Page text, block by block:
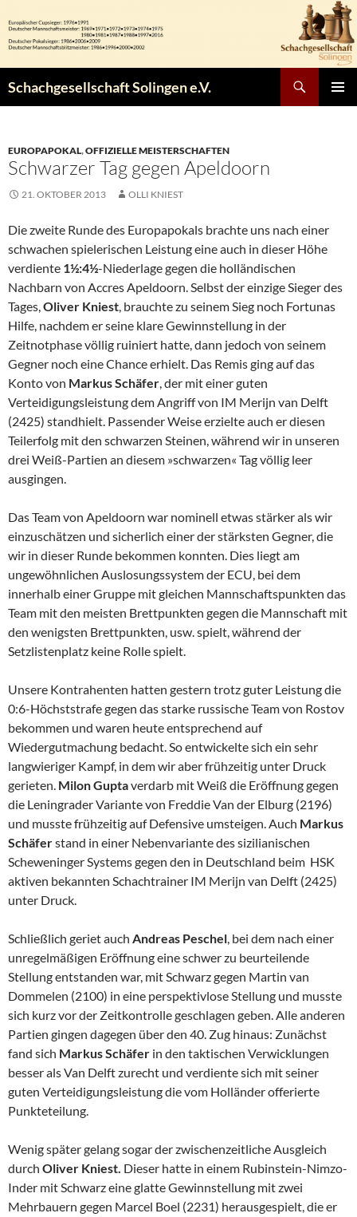
Inhalt
springen
Schachgesellschaft Solingen e.V.
EUROPAPOKAL,OFFIZIELLE MEISTERSCHAFTEN
Schwarzer Tag gegen Apeldoorn
21. OKTOBER 2013 OLLI KNIEST
Die zweite Runde des Europapokals brachte uns nach einer
schwachen spielerischen Leistung eine auch in dieser Höhe
verdiente 1½:4½-Niederlage gegen die holländischen
Nachbarn von Accres Apeldoorn. Selbst der einzige Sieger des
Tages,Oliver Kniest, brauchte zu seinem Sieg noch Fortunas
Hilfe, nachdem er seine klare Gewinnstellung in der
Zeitnotphase völlig ruiniert hatte, dann jedoch von seinem
Gegner noch eine Chance erhielt. Das Remis ging auf das
Konto von MarkusSchäfer, der mit einer guten
Verteidigungsleistung dem Angriff von IM Merijn van Delft
(2425) standhielt. Passender Weise erzielte auch er diesen
Teilerfolg mit den schwarzen Steinen, während wir in unseren
drei Weiß-Partien an diesem »schwarzen« Tag völlig leer
ausgingen.
Das Team von Apeldoorn war nominell etwas stärker als wir
einzuschätzen und sicherlich einer der stärksten Gegner, die
wir in dieser Runde bekommen konnten. Dies liegt am
ungewöhnlichen Auslosungssystem der ECU, bei dem
innerhalb einer Gruppe mit gleichen Mannschaftspunkten das
Team mit den meisten Brettpunkten gegen die Mannschaft mit
den wenigsten Brettpunkten, usw. spielt, während der
Setzlistenplatz keine Rolle spielt.
Unsere Kontrahenten hatten gestern trotz guter Leistung die
0:6-Höchststrafe gegen das starke russische Team von Rostov
bekommen und waren heute entsprechend auf
Wiedergutmachung bedacht. So entwickelte sich ein sehr
langwieriger Kampf, in dem wir aber frühzeitig unter Druck
gerieten. Milon Guptaverdarb mit Weiß die Eröffnung gegen
die Leningrader Variante von Freddie Van der Elburg (2196)
und musste frühzeitig auf Defensive umsteigen. Auch Markus
Schäferstand in einer Nebenvariante des sizilianischen
Scheweninger Systems gegen den in Deutschland beim HSK
aktiven bekannten Schachtrainer IM Merijn van Delft (2425)
unter Druck.
Schließlich geriet auch Andreas Peschel, bei dem nach einer
unregelmäßigen Eröffnung eine schwer zu beurteilende
Stellung entstanden war, mit Schwarz gegen Martin van
Dommelen (2100) in eine perspektivlose Stellung und musste
sich kurz vor der Zeitkontrolle geschlagen geben. Alle anderen
Partien gingen dagegen über den 40. Zug hinaus: Zunächst
fand sich Markus Schäfer in den taktischen Verwicklungen
besser als Van Delft zurecht und verdiente sich mit seiner
guten Verteidigungsleistung die vom Holländer offerierte
Punkteteilung.
Wenig später gelang sogar der zwischenzeitliche Ausgleich
durch Oliver Kniest. Dieser hatte in einem Rubinstein-Nimzo-
Inder mit Schwarz eine glatte Gewinnstellung mit zwei
Mehrbauern gegen Marcel Boel (2231) herausgespielt, die er